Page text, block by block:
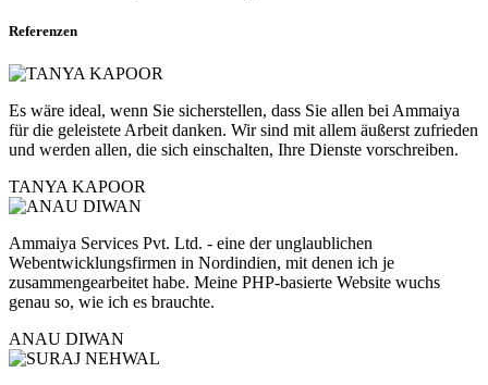
Referenzen
Es wäre ideal, wenn Sie sicherstellen, dass Sie allen bei Ammaiya
für die geleistete Arbeit danken. Wir sind mit allem äußerst zufrieden
und werden allen, die sich einschalten, Ihre Dienste vorschreiben.
TANYA KAPOOR
Ammaiya Services Pvt. Ltd. - eine der unglaublichen
Webentwicklungsfirmen in Nordindien, mit denen ich je
zusammengearbeitet habe. Meine PHP-basierte Website wuchs
genau so, wie ich es brauchte.
ANAU DIWAN